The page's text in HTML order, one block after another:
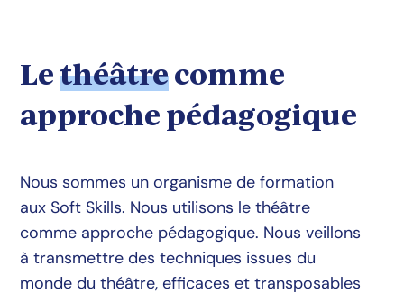
Lethéâtrecomme
approche pédagogique
Nous sommes un organisme de formation
aux Soft Skills. Nous utilisons le théâtre
comme approche pédagogique. Nous veillons
à transmettre des techniques issues du
monde du théâtre, efficaces et transposables